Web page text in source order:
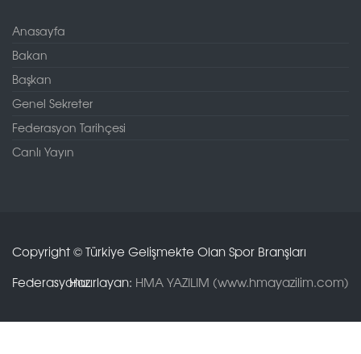
Anasayfa
Bakan
Başkan
Genel Sekreter
Federasyon Tarihçesi
Canlı Yayın
Copyright © Türkiye Gelişmekte Olan Spor Branşları
Federasyonu.Hazırlayan: HMA YAZILIM (www.hmayazilim.com)